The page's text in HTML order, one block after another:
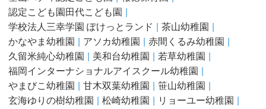
認定こども園田代こども園
学校法人三幸学園 ぽけっとランド
茶山幼稚園
かなやま幼稚園
アソカ幼稚園
赤間くるみ幼稚園
久留米純心幼稚園
美和台幼稚園
若草幼稚園
福岡インターナショナルアイスクール幼稚園
やまびこ幼稚園
甘木双葉幼稚園
笹山幼稚園
玄海ゆりの樹幼稚園
松崎幼稚園
リョーユー幼稚園